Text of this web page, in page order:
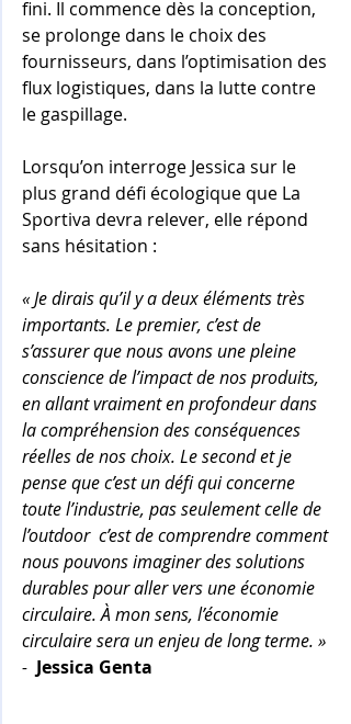
fini. Il commence dès la conception,
se prolonge dans le choix des
fournisseurs, dans l’optimisation des
flux logistiques, dans la lutte contre
le gaspillage.
Lorsqu’on interroge Jessica sur le
plus grand défi écologique que La
Sportiva devra relever, elle répond
sans hésitation :
« Je dirais qu’il y a deux éléments très
importants. Le premier, c’est de
s’assurer que nous avons une pleine
conscience de l’impact de nos produits,
en allant vraiment en profondeur dans
la compréhension des conséquences
réelles de nos choix. Le second et je
pense que c’est un défi qui concerne
toute l’industrie, pas seulement celle de
l’outdoor  c’est de comprendre comment
nous pouvons imaginer des solutions
durables pour aller vers une économie
circulaire. À mon sens, l’économie
circulaire sera un enjeu de long terme. »
- Jessica Genta